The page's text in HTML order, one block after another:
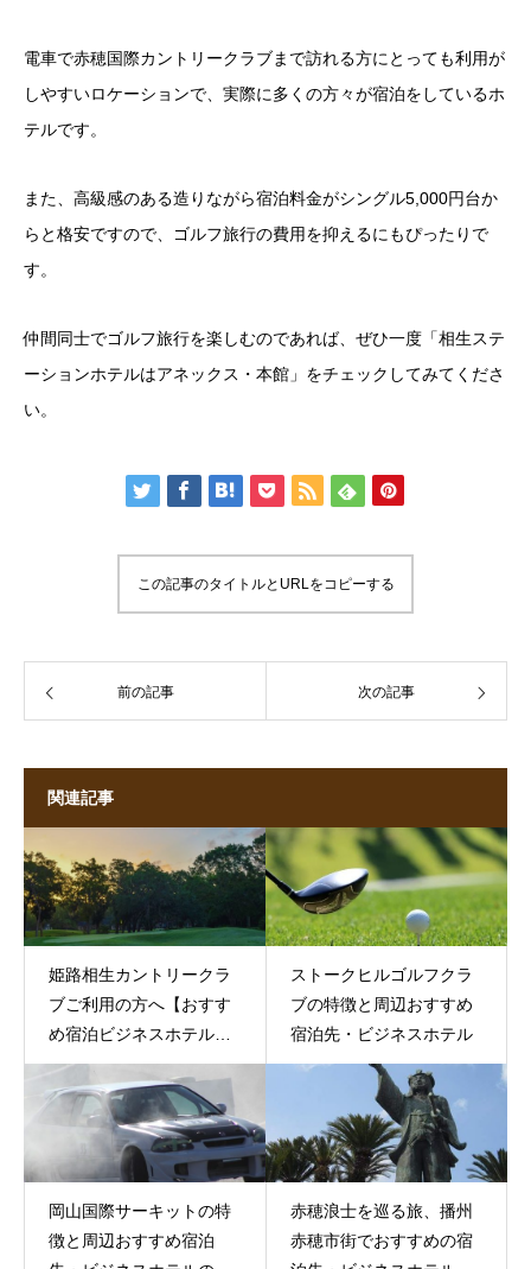
電車で赤穂国際カントリークラブまで訪れる方にとっても利用が
しやすいロケーションで、実際に多くの方々が宿泊をしているホ
テルです。
また、高級感のある造りながら宿泊料金がシングル5,000円台か
らと格安ですので、ゴルフ旅行の費用を抑えるにもぴったりで
す。
仲間同士でゴルフ旅行を楽しむのであれば、ぜひ一度「相生ステ
ーションホテルはアネックス・本館」をチェックしてみてくださ
い。
この記事のタイトルとURLをコピーする
前の記事 次の記事
関連記事
姫路相生カントリークラ
ブご利用の方へ【おすす
め宿泊ビジネスホテルの
ご案内】
ストークヒルゴルフクラ
ブの特徴と周辺おすすめ
宿泊先・ビジネスホテル
岡山国際サーキットの特
徴と周辺おすすめ宿泊
赤穂浪士を巡る旅、播州
赤穂市街でおすすめの宿